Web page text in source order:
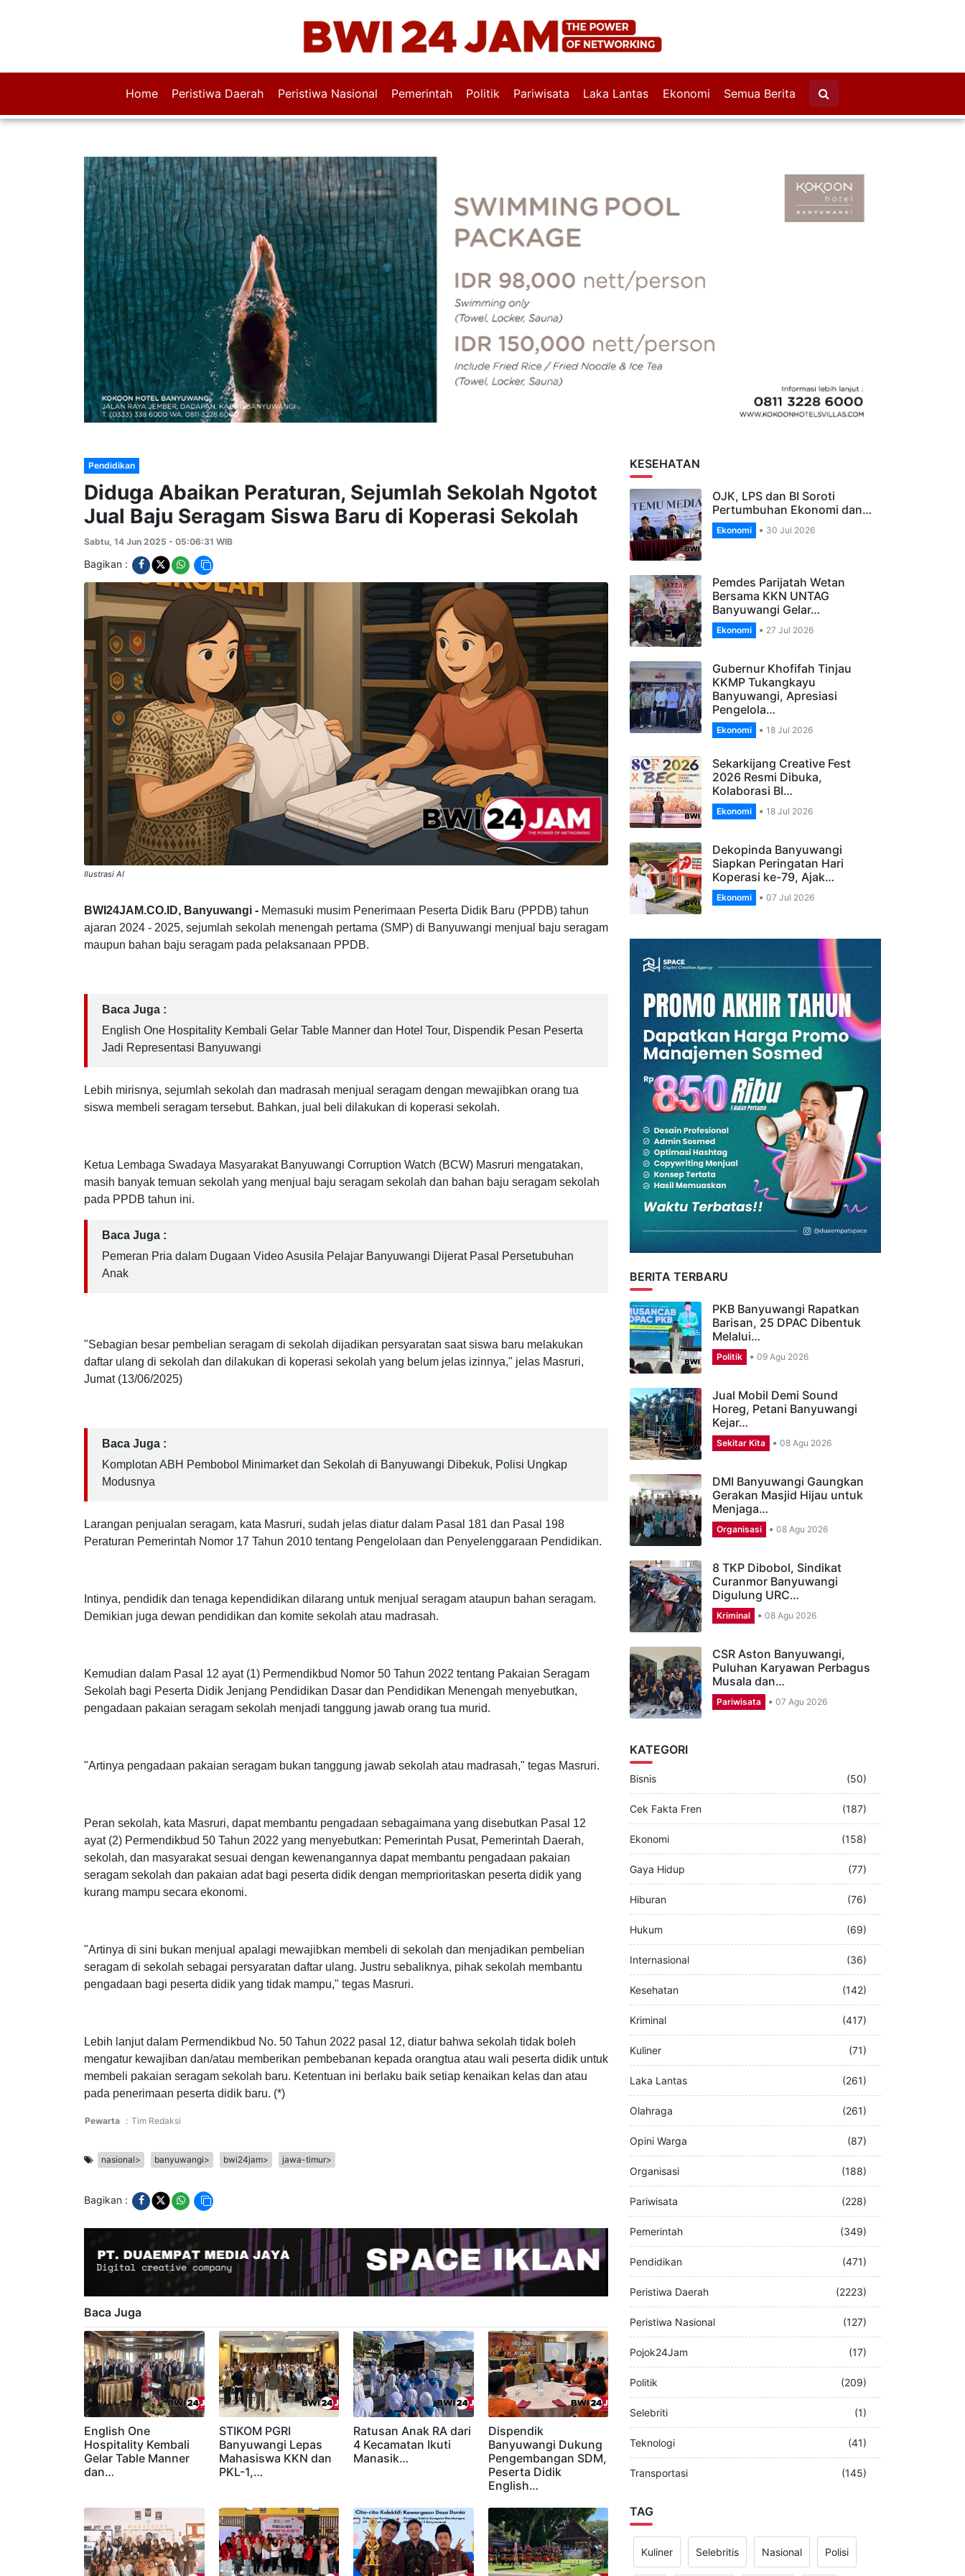
Home Peristiwa Daerah Peristiwa Nasional Pemerintah Politik Pariwisata Laka Lantas Ekonomi Semua Berita
Pendidikan
Diduga Abaikan Peraturan, Sejumlah Sekolah Ngotot
Jual Baju Seragam Siswa Baru di Koperasi Sekolah
Sabtu, 14 Jun 2025 - 05:06:31 WIB
Bagikan :
Ilustrasi AI
BWI24JAM.CO.ID, Banyuwangi -
Memasuki musim Penerimaan Peserta Didik Baru (PPDB) tahun
Baca Juga :
Jadi Representasi Banyuwangi
Ketua Lembaga Swadaya Masyarakat Banyuwangi Corruption Watch (BCW) Masruri mengatakan,
pada PPDB tahun ini.
Baca Juga :
"Sebagian besar pembelian seragam di sekolah dijadikan persyaratan saat siswa baru melakukan
Baca Juga :
Modusnya
Kemudian dalam Pasal 12 ayat (1) Permendikbud Nomor 50 Tahun 2022 tentang Pakaian Seragam
Peran sekolah, kata Masruri, dapat membantu pengadaan sebagaimana yang disebutkan Pasal 12
ayat (2) Permendikbud 50 Tahun 2022 yang menyebutkan: Pemerintah Pusat, Pemerintah Daerah,
sekolah, dan masyarakat sesuai dengan kewenangannya dapat membantu pengadaan pakaian
"Artinya di sini bukan menjual apalagi mewajibkan membeli di sekolah dan menjadikan pembelian
Lebih lanjut dalam Permendikbud No. 50 Tahun 2022 pasal 12, diatur bahwa sekolah tidak boleh
mengatur kewajiban dan/atau memberikan pembebanan kepada orangtua atau wali peserta didik untuk
membeli pakaian seragam sekolah baru. Ketentuan ini berlaku baik setiap kenaikan kelas dan atau
Pewarta : Tim Redaksi
nasional> banyuwangi>
Baca Juga
English One
dan…
STIKOM PGRI
PKL-1,…
Dispendik
Banyuwangi Dukung
Peserta Didik
English…
KESEHATAN
OJK, LPS dan BI Soroti
Pemdes Parijatah Wetan
Bersama KKN UNTAG
Ekonomi 27 Jul 2026
Gubernur Khofifah Tinjau
KKMP Tukangkayu
Banyuwangi, Apresiasi
Ekonomi 18 Jul 2026
Sekarkijang Creative Fest
2026 Resmi Dibuka,
Ekonomi 18 Jul 2026
Dekopinda Banyuwangi
Siapkan Peringatan Hari
Ekonomi 07 Jul 2026
BERITA TERBARU
PKB Banyuwangi Rapatkan
Barisan, 25 DPAC Dibentuk
Politik 09 Agu 2026
Jual Mobil Demi Sound
Horeg, Petani Banyuwangi
Sekitar Kita 08 Agu 2026
DMI Banyuwangi Gaungkan
Gerakan Masjid Hijau untuk
Organisasi 08 Agu 2026
8 TKP Dibobol, Sindikat
Curanmor Banyuwangi
Kriminal 08 Agu 2026
CSR Aston Banyuwangi,
Puluhan Karyawan Perbagus
KATEGORI
Bisnis (50)
Cek Fakta Fren (187)
Ekonomi (158)
Gaya Hidup (77)
Hiburan (76)
Hukum (69)
Internasional (36)
Kesehatan (142)
Kriminal (417)
Kuliner (71)
Laka Lantas (261)
Olahraga (261)
Opini Warga (87)
Organisasi (188)
Pariwisata (228)
Pemerintah (349)
Pendidikan (471)
Peristiwa Daerah (2223)
Peristiwa Nasional (127)
Pojok24Jam (17)
Politik (209)
Selebriti (1)
Transportasi
TAG